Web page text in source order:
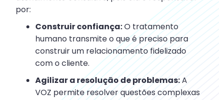
por:
Construir confiança:O tratamento
humano transmite o que é preciso para
construir um relacionamento fidelizado
com o cliente.
Agilizar a resolução de problemas:A
VOZ permite resolver questões complexas